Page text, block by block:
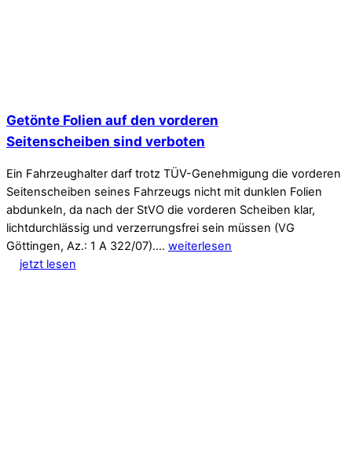
Getönte Folien auf den vorderen
Seitenscheiben sind verboten
Ein Fahrzeughalter darf trotz TÜV-Genehmigung die vorderen
Seitenscheiben seines Fahrzeugs nicht mit dunklen Folien
abdunkeln, da nach der StVO die vorderen Scheiben klar,
lichtdurchlässig und verzerrungsfrei sein müssen (VG
Göttingen, Az.: 1 A 322/07).… weiterlesen
jetzt lesen